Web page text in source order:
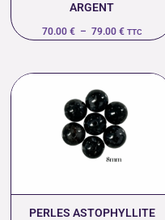
ARGENT
70.00 € – 79.00 € TTC
PERLES ASTOPHYLLITE
prix :
0.46 €
à
15.00 €